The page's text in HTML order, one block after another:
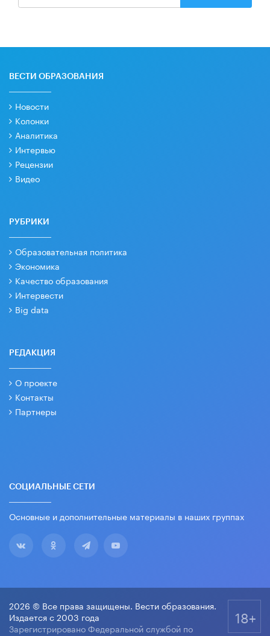
ВЕСТИ ОБРАЗОВАНИЯ
Новости
Колонки
Аналитика
Интервью
Рецензии
Видео
РУБРИКИ
Образовательная политика
Экономика
Качество образования
Интервести
Big data
РЕДАКЦИЯ
О проекте
Контакты
Партнеры
СОЦИАЛЬНЫЕ СЕТИ
Основные и дополнительные материалы в наших группах
2026 © Все права защищены. Вести образования.
Издается с 2003 года
Зарегистрировано Федеральной службой по
18+